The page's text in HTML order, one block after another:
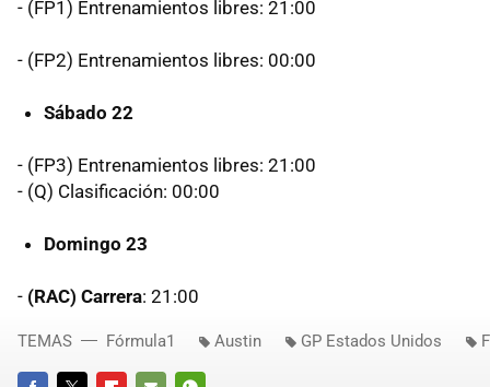
- (FP1) Entrenamientos libres: 21:00
- (FP2) Entrenamientos libres: 00:00
Sábado 22
- (FP3) Entrenamientos libres: 21:00
- (Q) Clasificación: 00:00
Domingo 23
- (RAC) Carrera: 21:00
TEMAS Fórmula1 Austin GP Estados Unidos